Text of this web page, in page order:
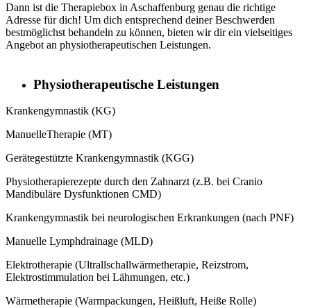
Dann ist die Therapiebox in Aschaffenburg genau die richtige
Adresse für dich! Um dich entsprechend deiner Beschwerden
bestmöglichst behandeln zu können, bieten wir dir ein vielseitiges
Angebot an physiotherapeutischen Leistungen.
Physiotherapeutische Leistungen
Krankengymnastik (KG)
ManuelleTherapie (MT)
Gerätegestützte Krankengymnastik (KGG)
Physiotherapierezepte durch den Zahnarzt (z.B. bei Cranio
Mandibuläre Dysfunktionen CMD)
Krankengymnastik bei neurologischen Erkrankungen (nach PNF)
Manuelle Lymphdrainage (MLD)
Elektrotherapie (Ultrallschallwärmetherapie, Reizstrom,
Elektrostimmulation bei Lähmungen, etc.)
Wärmetherapie (Warmpackungen, Heißluft, Heiße Rolle)